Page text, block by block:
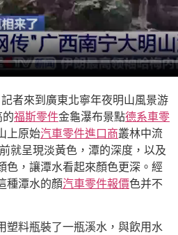
者來到廣東北寧年夜明山風景游
的福斯零件金龜瀑布景點德系車零
上原始汽車零件進口商叢林中流
就呈現淡黃色，潭的深度，以及
色，讓潭水看起來顏色更深。經
種潭水的顏汽車零件報價色并不
塑料瓶裝了一瓶溪水，與飲用水